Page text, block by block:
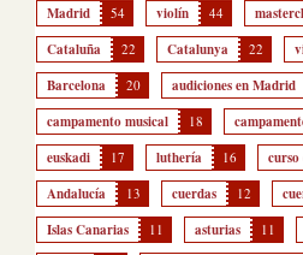
Madrid 54 violín 44
Cataluña 22 Catalunya 22
Barcelona 20 audiciones en Madrid
campamento musical 18
euskadi 17 luthería 16
Andalucía 13 cuerdas 12
Islas Canarias 11 asturias 11